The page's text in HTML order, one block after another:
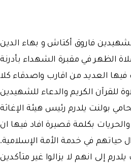
فاروق أكتاش و بهاء الدين
الظهر في مقبرة الشهداء بأدرنة
العديد من اقارب واصدقاء كلا
للقرآن الكريم والدعاء للشهيدين
بولنت يلدرم رئيس هيئة الإغاثة
بكلمة قصيرة افاد فيها ان
حياتهم في خدمة الأمة الإسلامية.
إلى انهم لا يزالوا غير متأكدين